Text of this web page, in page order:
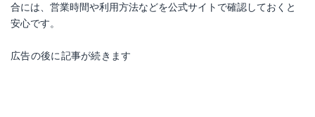
合には、営業時間や利用方法などを公式サイトで確認しておくと
安心です。
広告の後に記事が続きます